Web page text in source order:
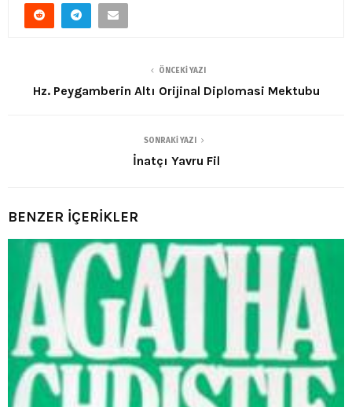
ÖNCEKI YAZI
Hz. Peygamberin Altı Orijinal Diplomasi Mektubu
SONRAKI YAZI
İnatçı Yavru Fil
BENZER İÇERİKLER